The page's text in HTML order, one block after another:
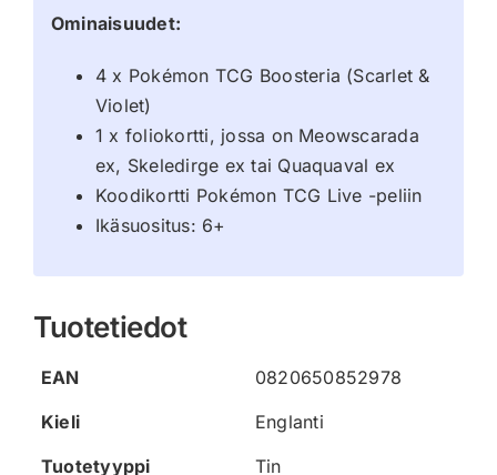
Ominaisuudet:
4 x Pokémon TCG Boosteria (Scarlet &
Violet)
1 x foliokortti, jossa on Meowscarada
ex, Skeledirge ex tai Quaquaval ex
Koodikortti Pokémon TCG Live -peliin
Ikäsuositus: 6+
Tuotetiedot
EAN
0820650852978
Kieli
Englanti
Tuotetyyppi
Tin